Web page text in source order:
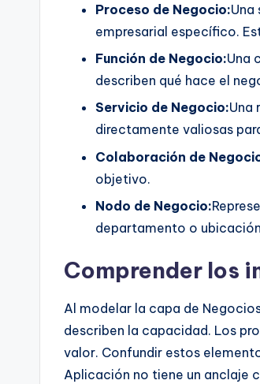
Proceso de Negocio:Una
empresarial específico.
Función de Negocio:Una
describen qué hace el
Servicio de Negocio:Una
directamente valiosas
Colaboración de
objetivo.
Nodo de Negocio:
departamento o
Comprender los
Al modelar la capa de
describen la capacidad. Los
valor. Confundir estos
Aplicación no tiene un anclaje